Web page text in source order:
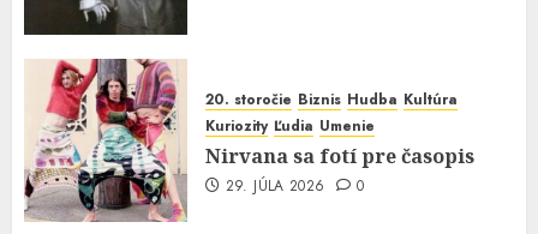
20. storočie Biznis Hudba Kultúra
Kuriozity Ľudia Umenie
Nirvana sa fotí pre časopis
29. JÚLA 2026 0